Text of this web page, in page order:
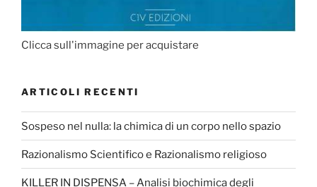
Clicca sull'immagine per acquistare
ARTICOLI RECENTI
Sospeso nel nulla: la chimica di un corpo nello spazio
Razionalismo Scientifico e Razionalismo religioso
KILLER IN DISPENSA – Analisi biochimica degli